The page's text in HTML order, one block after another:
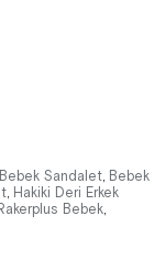
Bebek Sandalet, Bebek
, Hakiki Deri Erkek
Bebek,